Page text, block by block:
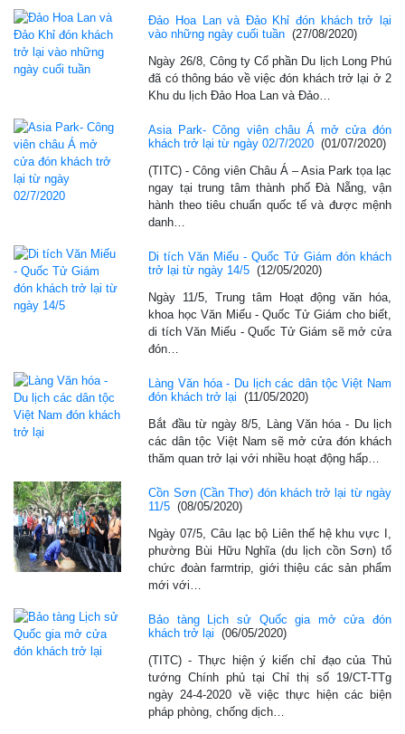
Đảo Hoa Lan và Đảo Khỉ đón khách trở lại
vào những ngày cuối tuần (27/08/2020)
Ngày 26/8, Công ty Cổ phần Du lịch Long Phú
đã có thông báo về việc đón khách trở lại ở 2
Khu du lịch Đảo Hoa Lan và Đảo…
Asia Park- Công viên châu Á mở cửa đón
khách trở lại từ ngày 02/7/2020 (01/07/2020)
(TITC) - Công viên Châu Á – Asia Park tọa lạc
ngay tại trung tâm thành phố Đà Nẵng, vận
hành theo tiêu chuẩn quốc tế và được mệnh
danh…
Di tích Văn Miếu - Quốc Tử Giám đón khách
trở lại từ ngày 14/5 (12/05/2020)
Ngày 11/5, Trung tâm Hoạt động văn hóa,
khoa học Văn Miếu - Quốc Tử Giám cho biết,
di tích Văn Miếu - Quốc Tử Giám sẽ mở cửa
đón…
Làng Văn hóa - Du lịch các dân tộc Việt Nam
đón khách trở lại
(11/05/2020)
Bắt đầu từ ngày 8/5, Làng Văn hóa - Du lịch
các dân tộc Việt Nam sẽ mở cửa đón khách
thăm quan trở lại với nhiều hoạt động hấp…
Cồn Sơn (Cần Thơ) đón khách trở lại từ ngày
11/5 (08/05/2020)
Ngày 07/5, Câu lạc bộ Liên thế hệ khu vực I,
phường Bùi Hữu Nghĩa (du lịch cồn Sơn) tổ
chức đoàn farmtrip, giới thiệu các sản phẩm
mới với…
Bảo tàng Lịch sử Quốc gia mở cửa đón
khách trở lại
(06/05/2020)
(TITC) - Thực hiện ý kiến chỉ đạo của Thủ
tướng Chính phủ tại Chỉ thị số 19/CT-TTg
ngày 24-4-2020 về việc thực hiện các biện
pháp phòng, chống dịch…